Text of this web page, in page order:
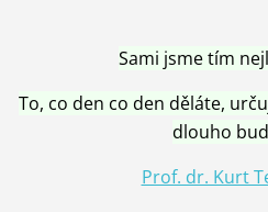
Sami jsme tím
To, co den co den děláte,
dlouho
Prof. dr. Kurt